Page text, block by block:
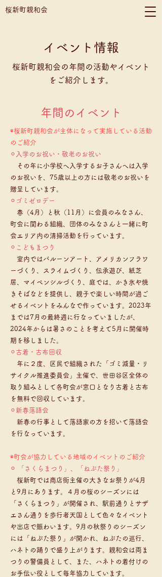
桜新町親和会
イベント情報
桜新町親和会の年間の活動やイベント
をご紹介します。
年間のイベント
◉桜新町親和会が主体になって実施している活動
のご紹介
⚪︎入学のお祝い・敬老のお祝い
その年に小学校へ入学するお子さんへは入学
のお祝いを、75歳以上の方には敬老のお祝いを
贈呈しています。
⚪︎ゴミゼロデー
春（4月）と秋（11月）に会員のみなさん、
町会に関わる組織、団体のみなさんと一緒に町
会エリア内の清掃活動を行っています。
⚪︎こどもまつり
室内ではバルーンアート、アメリカンフラワ
ーづくり、スライムづくり、伝承遊び、紙芝
居、マイペンシルづくり、庭では、かき氷や焼
きそばなどを提供し、親子で楽しい時間が過ご
せるイベントをみんなで作っています。2023年
までは7月の最終週に行なっていましたが、
2024年からは暑さのことを考えて5月に開催時
期を移しました。
⚪︎古着・古布回収
年に２度、区民で組織された「ゴミ減量・リ
サイクル推進委員会」主催で、世田谷区全体の
取り組みとして各町会が窓口となり古着と古布
を無料で回収しています。
⚪︎新春落語会
新春の行事として落語家の方を招いて落語会
を行なっています。
◉町会が協力している地域のイベントのご紹介
⚪︎ 「さくらまつり」、「ねぶた祭り」
桜新町では商店街主催の大きなお祭りが4月
と9月にあります。４月の桜のシーズンには
「さくらまつり」が開催され、駅前通りとサザ
エさん通りを歩行者天国として色々なイベント
や出店で賑わいます。9月の秋祭りのシーズン
には「ねぶた祭り」が開かれ、ねぶたの巡行、
ハネトの踊りで盛り上がります。親和会は両ま
つりの警備員として、また、ハネトの着付けの
お手伝い役として毎年協力しています。